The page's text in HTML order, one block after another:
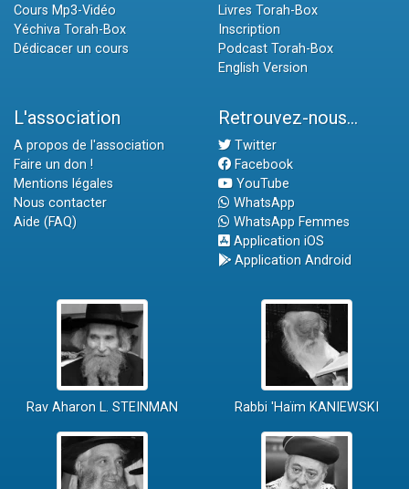
Cours Mp3-Vidéo
Yéchiva Torah-Box
Dédicacer un cours
Livres Torah-Box
Inscription
Podcast Torah-Box
English Version
L'association
A propos de l'association
Faire un don !
Mentions légales
Nous contacter
Aide (FAQ)
Retrouvez-nous...
Twitter
Facebook
YouTube
WhatsApp
WhatsApp Femmes
Application iOS
Application Android
Rav Aharon L. STEINMAN Rabbi 'Haïm KANIEWSKI